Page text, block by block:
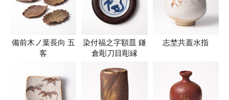
備前木ノ葉長向 五
客
染付福之字額皿 鎌
倉彫刀目彫縁
志埜共蓋水指